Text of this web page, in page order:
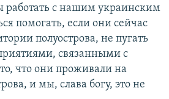
работать с нашим украинским
помогать, если они сейчас
полуострова, не пугать
связанными с
что они проживали на
и мы, слава богу, это не